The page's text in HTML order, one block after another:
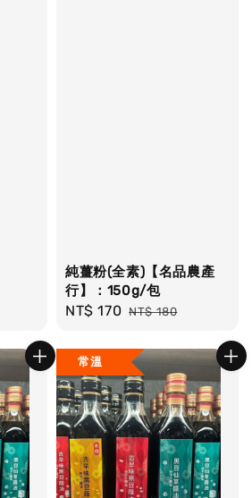
純薑粉(全素)【名品農產
行】：150g/包
Sale
NT$ 170 Regular
NT$ 180
常溫